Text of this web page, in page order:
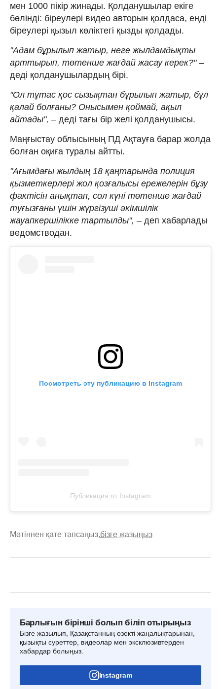
мен 1000 пікір жинады. Қолданушылар екіге
бөлінді: біреулері видео авторын қолдаса, енді
біреулері қызыл көліктегі қызды қолдады.
"Адам бұрылып жатыр, неге жылдамдықты
арттырып, төтенше жағдай жасау керек?" –
деді қолданушылардың бірі.
"Ол тұтас қос сызықтан бұрылып жатыр, бұл
қалай болғаны? Онысымен қоймай, ақыл
айтады", – деді тағы бір желі қолданушысы.
Маңғыстау облысының ПД Ақтауға барар жолда
болған оқиға туралы айтты.
"Ағымдағы жылдың 18 қаңтарында полиция
қызметкерлері жол қозғалысы ережелерін бұзу
фактісін анықтап, сол күні төтенше жағдай
туғызғаны үшін жүргізуші әкімшілік
жауапкершілікке тартылды", – деп хабарлады
ведомстводан.
Посмотреть эту публикацию в Instagram
Публикация от Instagram
Мәтіннен қате тапсаңыз,бізге жазыңыз
Барлығын бірінші болып біліп отырыңыз
Бізге жазылып, Қазақстанның өзекті жаңалықтарынан,
қызықты суреттер, видеолар мен эксклюзивтерден
хабардар болыңыз.
Instagram